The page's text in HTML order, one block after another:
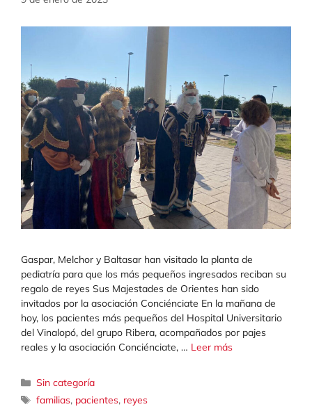
Gaspar, Melchor y Baltasar han visitado la planta de
pediatría para que los más pequeños ingresados reciban su
regalo de reyes Sus Majestades de Orientes han sido
invitados por la asociación Conciénciate En la mañana de
hoy, los pacientes más pequeños del Hospital Universitario
del Vinalopó, del grupo Ribera, acompañados por pajes
reales y la asociación Conciénciate, … Leer más
Categorías
Sin categoría
Etiquetas
familias, pacientes, reyes